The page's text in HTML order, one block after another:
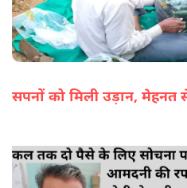
सपनों को मिली उड़ान,